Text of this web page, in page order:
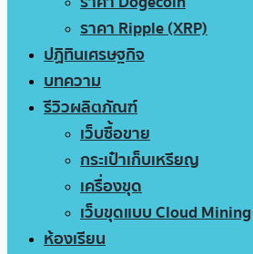
ราคา Ripple (XRP)
ปฏิทินเศรษฐกิจ
บทความ
รีวิวผลิตภัณฑ์
เว็บซื้อขาย
กระเป๋าเก็บเหรียญ
เครื่องขุด
เว็บขุดแบบ Cloud Mining
ห้องเรียน